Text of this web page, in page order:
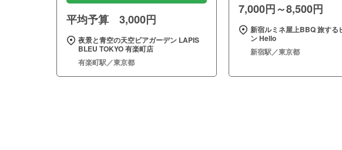
平均予算 3,000円
夜景と青空の天空ビアガーデン LAPIS
BLEU TOKYO 有楽町店
有楽町駅／東京都
7,000円～8,500円
新宿ルミネ屋上BBQ 旅する
ン Hello
新宿駅／東京都